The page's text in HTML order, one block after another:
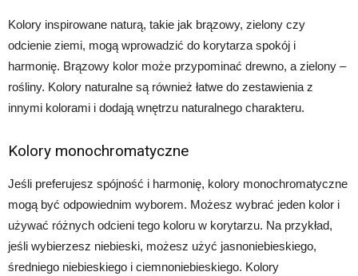
Kolory inspirowane naturą, takie jak brązowy, zielony czy
odcienie ziemi, mogą wprowadzić do korytarza spokój i
harmonię. Brązowy kolor może przypominać drewno, a zielony –
rośliny. Kolory naturalne są również łatwe do zestawienia z
innymi kolorami i dodają wnętrzu naturalnego charakteru.
Kolory monochromatyczne
Jeśli preferujesz spójność i harmonię, kolory monochromatyczne
mogą być odpowiednim wyborem. Możesz wybrać jeden kolor i
używać różnych odcieni tego koloru w korytarzu. Na przykład,
jeśli wybierzesz niebieski, możesz użyć jasnoniebieskiego,
średniego niebieskiego i ciemnoniebieskiego. Kolory